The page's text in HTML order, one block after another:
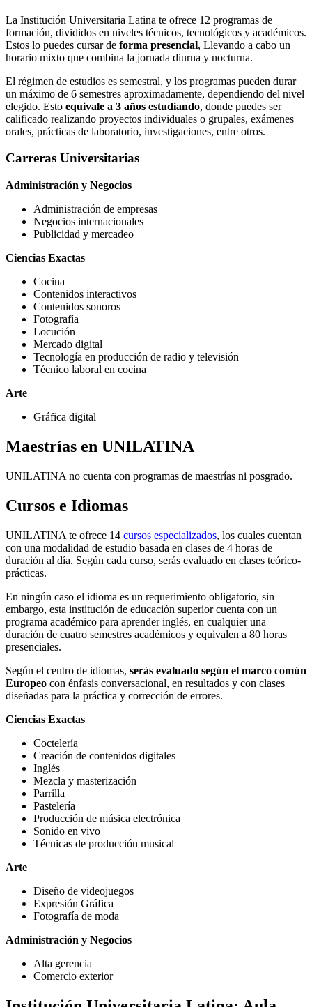
La Institución Universitaria Latina te ofrece 12 programas de
formación, divididos en niveles técnicos, tecnológicos y académicos.
Estos lo puedes cursar de forma presencial, Llevando a cabo un
horario mixto que combina la jornada diurna y nocturna.
El régimen de estudios es semestral, y los programas pueden durar
un máximo de 6 semestres aproximadamente, dependiendo del nivel
elegido. Esto equivale a 3 años estudiando, donde puedes ser
calificado realizando proyectos individuales o grupales, exámenes
orales, prácticas de laboratorio, investigaciones, entre otros.
Carreras Universitarias
Administración y Negocios
Administración de empresas
Negocios internacionales
Publicidad y mercadeo
Ciencias Exactas
Cocina
Contenidos interactivos
Contenidos sonoros
Fotografía
Locución
Mercado digital
Tecnología en producción de radio y televisión
Técnico laboral en cocina
Arte
Gráfica digital
Maestrías en UNILATINA
UNILATINA no cuenta con programas de maestrías ni posgrado.
Cursos e Idiomas
UNILATINA te ofrece 14 cursos especializados, los cuales cuentan
con una modalidad de estudio basada en clases de 4 horas de
duración al día. Según cada curso, serás evaluado en clases teórico-
prácticas.
En ningún caso el idioma es un requerimiento obligatorio, sin
embargo, esta institución de educación superior cuenta con un
programa académico para aprender inglés, en cualquier una
duración de cuatro semestres académicos y equivalen a 80 horas
presenciales.
Según el centro de idiomas, serás evaluado según el marco común
Europeo con énfasis conversacional, en resultados y con clases
diseñadas para la práctica y corrección de errores.
Ciencias Exactas
Coctelería
Creación de contenidos digitales
Inglés
Mezcla y masterización
Parrilla
Pastelería
Producción de música electrónica
Sonido en vivo
Técnicas de producción musical
Arte
Diseño de videojuegos
Expresión Gráfica
Fotografía de moda
Administración y Negocios
Alta gerencia
Comercio exterior